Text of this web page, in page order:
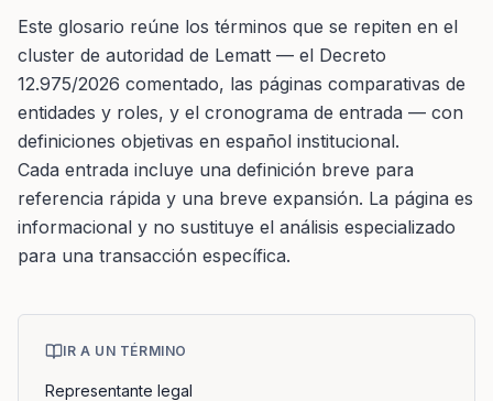
Este glosario reúne los términos que se repiten en el
cluster de autoridad de Lematt — el Decreto
12.975/2026 comentado, las páginas comparativas de
entidades y roles, y el cronograma de entrada — con
definiciones objetivas en español institucional.
Cada entrada incluye una definición breve para
referencia rápida y una breve expansión. La página es
informacional y no sustituye el análisis especializado
para una transacción específica.
IR A UN TÉRMINO
Representante legal